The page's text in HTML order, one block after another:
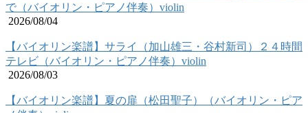
で（バイオリン・ピアノ伴奏）violin
2026/08/04
【バイオリン楽譜】サライ（加山雄三・谷村新司）２４時間
テレビ（バイオリン・ピアノ伴奏）violin
2026/08/03
【バイオリン楽譜】夏の扉（松田聖子）（バイオリン・ピア